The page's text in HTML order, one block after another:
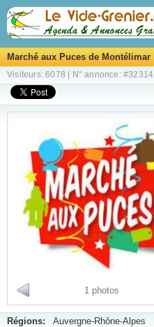
Marché aux Puces de Montélimar
Visiteurs: 6078 | N° annonce: #32314
1 photos
Régions: Auvergne-Rhône-Alpes